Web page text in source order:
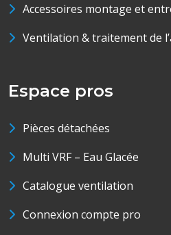
Accessoires montage et
Ventilation & traitement de
Espace pros
Pièces détachées
Multi VRF – Eau Glacée
Catalogue ventilation
Connexion compte pro